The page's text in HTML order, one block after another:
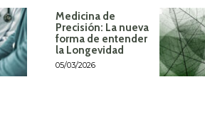
Medicina de
Precisión: La nueva
forma de entender
la Longevidad
05/03/2026